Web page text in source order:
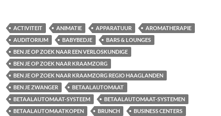
ACTIVITEIT ANIMATIE APPARATUUR
AROMATHERAPIE
AUDITORIUM
BABYBEDJE
BARS & LOUNGES
BEN JE OP ZOEK NAAR EEN VERLOSKUNDIGE
BEN JE OP ZOEK NAAR KRAAMZORG
BEN JE OP ZOEK NAAR KRAAMZORG REGIO HAAGLANDEN
BEN JE ZWANGER
BETAALAUTOMAAT
BETAALAUTOMAAT-SYSTEEM
BETAALAUTOMAAT-SYSTEMEN
BETAALAUTOMAATKOPEN
BRUNCH BUSINESS CENTERS